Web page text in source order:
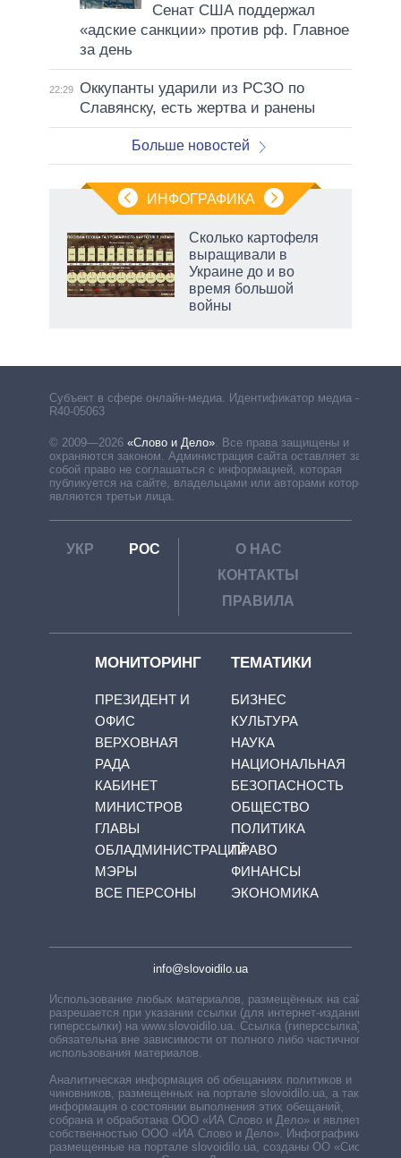
Сенат США поддержал
«адские санкции» против рф. Главное
за день
22:29 Оккупанты ударили из РСЗО по
Славянску, есть жертва и ранены
Больше новостей
ИНФОГРАФИКА
Сколько картофеля
выращивали в
Украине до и во
время большой
войны
Субъект в сфере онлайн-медиа. Идентификатор медиа –
R40-05063
© 2009—2026 «Слово и Дело» Все права защищены и
охраняются законом. Администрация сайта оставляет за
собой право не соглашаться с информацией, которая
публикуется на сайте, владельцами или авторами которой
являются третьи лица.
УКР РОС
О НАС
КОНТАКТЫ
ПРАВИЛА
МОНИТОРИНГ
ПРЕЗИДЕНТ И
ОФИС
ВЕРХОВНАЯ
РАДА
КАБИНЕТ
МИНИСТРОВ
ГЛАВЫ
ОБЛАДМИНИСТРАЦИЙ
МЭРЫ
ВСЕ ПЕРСОНЫ
ТЕМАТИКИ
БИЗНЕС
КУЛЬТУРА
НАУКА
НАЦИОНАЛЬНАЯ
БЕЗОПАСНОСТЬ
ОБЩЕСТВО
ПОЛИТИКА
ПРАВО
ФИНАНСЫ
ЭКОНОМИКА
info@slovoidilo.ua
Использование любых материалов, размещённых на сайте,
разрешается при указании ссылки (для интернет-изданий —
гиперссылки) на www.slovoidilo.ua. Ссылка (гиперссылка)
обязательна вне зависимости от полного либо частичного
использования материалов.
Аналитическая информация об обещаниях политиков и
чиновников, размещенных на портале slovoidilo.ua, а также
информация о состоянии выполнения этих обещаний,
собрана и обработана ООО «ИА Слово и Дело» и является
собственностью ООО «ИА Слово и Дело». Инфографики,
размещенные на портале slovoidilo.ua, созданы ОО «Система